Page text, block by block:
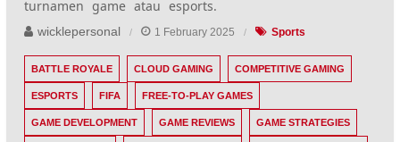
turnamen game atau esports.
wicklepersonal 1 February 2025 Sports
BATTLE ROYALE CLOUD GAMING COMPETITIVE GAMING
ESPORTS FIFA FREE-TO-PLAY GAMES
GAME DEVELOPMENT GAME REVIEWS GAME STRATEGIES